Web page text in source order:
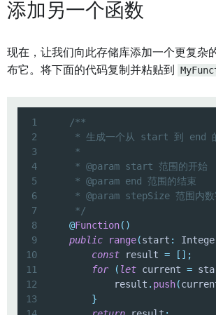
添加另一个函数
现在，让我们向此存储库添加一个更复杂
布它。将下面的代码复制并粘贴到
1
2
3
4
5
6
7
     */
8
@Function( )
9
public range(start :
10
const result = [ ] ;
11
for ( let current =
12
            result
. push(
13
}